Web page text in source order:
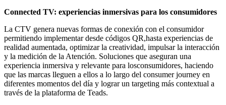
Connected TV: experiencias inmersivas para los consumidores
La CTV genera nuevas formas de conexión con el consumidor
permitiendo implementar desde códigos QR,hasta experiencias de
realidad aumentada, optimizar la creatividad, impulsar la interacción
y la medición de la Atención. Soluciones que aseguran una
experiencia inmersiva y relevante para losconsumidores, haciendo
que las marcas lleguen a ellos a lo largo del consumer journey en
diferentes momentos del día y lograr un targeting más contextual a
través de la plataforma de Teads.